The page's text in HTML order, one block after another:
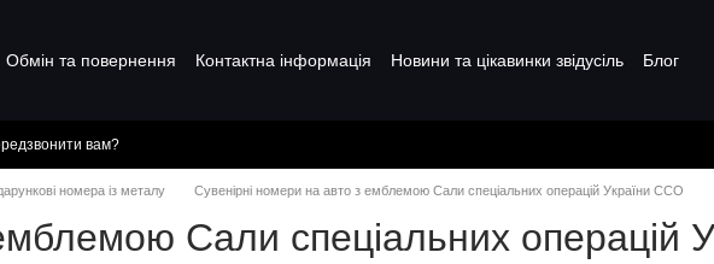
Обмін та повернення Контактна інформація Новини та цікавинки звідусіль
Блог
вам?
номера із металу Сувенірні номери на авто з емблемою Сали спеціальних операцій України ССО
Сали спеціальних операцій